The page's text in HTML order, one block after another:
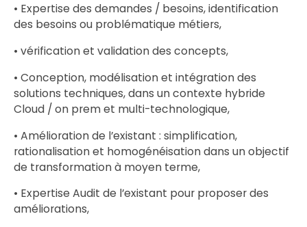
• Expertise des demandes / besoins, identification
des besoins ou problématique métiers,
• vérification et validation des concepts,
• Conception, modélisation et intégration des
solutions techniques, dans un contexte hybride
Cloud / on prem et multi-technologique,
• Amélioration de l’existant : simplification,
rationalisation et homogénéisation dans un objectif
de transformation à moyen terme,
• Expertise Audit de l’existant pour proposer des
améliorations,